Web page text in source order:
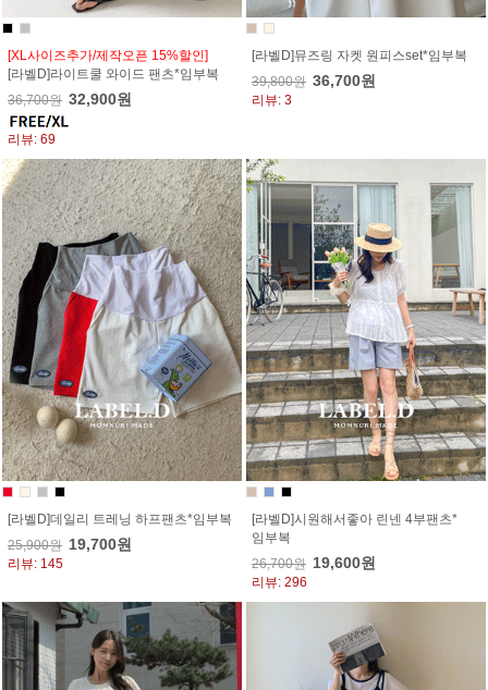
[XL사이즈추가/제작오픈 15%할인]
[라벨D]라이트쿨 와이드 팬츠*임부복
36,700원 32,900원
리뷰: 69
[라벨D]뮤즈링 자켓 원피스set*임부복
39,800원 36,700원
리뷰: 3
[라벨D]데일리 트레닝 하프팬츠*임부복
25,900원 19,700원
리뷰: 145
[라벨D]시원해서좋아 린넨 4부팬츠*
임부복
26,700원 19,600원
리뷰: 296